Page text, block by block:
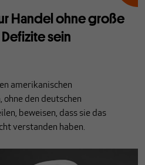
Handel ohne große
sein
amerikanischen
den deutschen
beweisen, dass sie das
verstanden haben.